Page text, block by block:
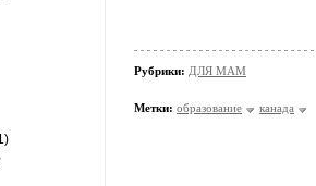
Рубрики: ДЛЯ МАМ
Метки: образование канада